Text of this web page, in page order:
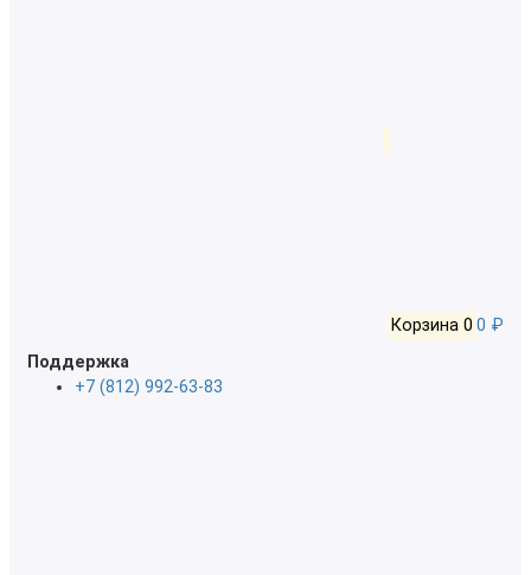
Корзина 0 0 ₽
Поддержка
+7 (812) 992-63-83